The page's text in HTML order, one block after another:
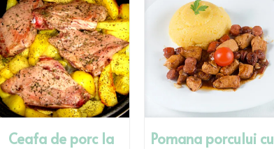
Ceafa de porc la
Pomana porcului cu